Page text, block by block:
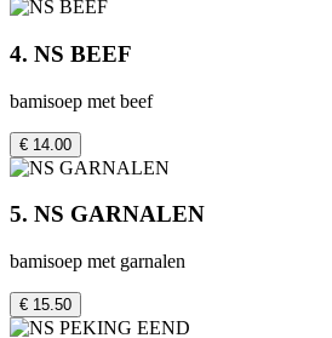
4. NS BEEF
bamisoep met beef
€ 14.00
5. NS GARNALEN
bamisoep met garnalen
€ 15.50